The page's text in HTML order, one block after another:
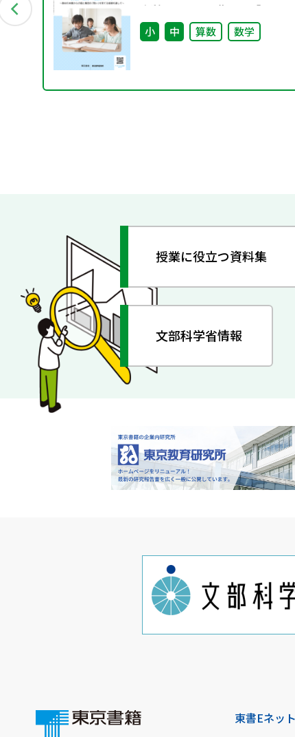
本質からの個と集団の「問い」
を育てる指導を通して～（特別
小 中 算数 数学
授業に役立つ資料集
文部科学省情報
東書Eネッ